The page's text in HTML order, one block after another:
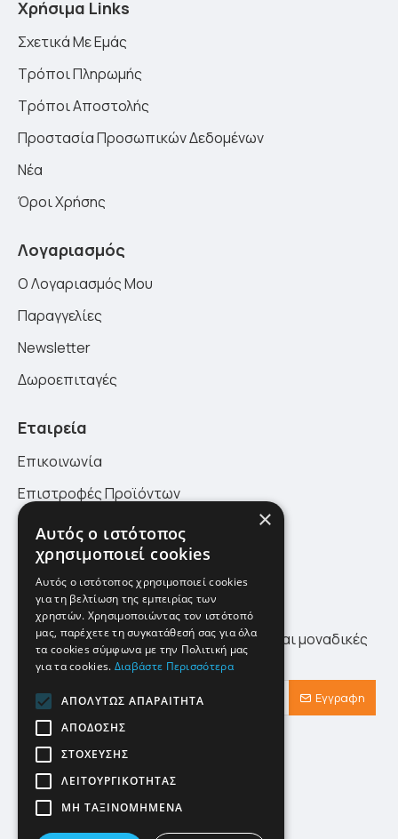
Χρήσιμα Links
Σχετικά Με Εμάς
Τρόποι Πληρωμής
Τρόποι Αποστολής
Προστασία Προσωπικών Δεδομένων
Νέα
Όροι Χρήσης
Λογαριασμός
Ο Λογαριασμός Μου
Παραγγελίες
Newsletter
Δωροεπιταγές
Εταιρεία
Επικοινωνία
Επιστροφές Προϊόντων
Πολιτική Επιστροφών
Site Map
Newsletter
Λάβετε πρώτοι τα τελευταία νέα αλλά και μοναδικές
προσφορές αποκλειστικά για εσάς!
Εγγραφη
Έχω διαβάσει και αποδέχομαι τους
Προστασία Προσωπικών Δεδομένων
×
Αυτός ο ιστότοπος
χρησιμοποιεί cookies
Αυτός ο ιστότοπος χρησιμοποιεί cookies
για τη βελτίωση της εμπειρίας των
χρηστών. Χρησιμοποιώντας τον ιστότοπό
μας, παρέχετε τη συγκατάθεσή σας για όλα
τα cookies σύμφωνα με την Πολιτική μας
για τα cookies. Διαβάστε Περισσότερα
ΑΠΟΛΎΤΩΣ ΑΠΑΡΑΊΤΗΤΑ
ΑΠΌΔΟΣΗΣ
ΣΤΌΧΕΥΣΗΣ
ΛΕΙΤΟΥΡΓΙΚΌΤΗΤΑΣ
ΜΗ ΤΑΞΙΝΟΜΗΜΈΝΑ